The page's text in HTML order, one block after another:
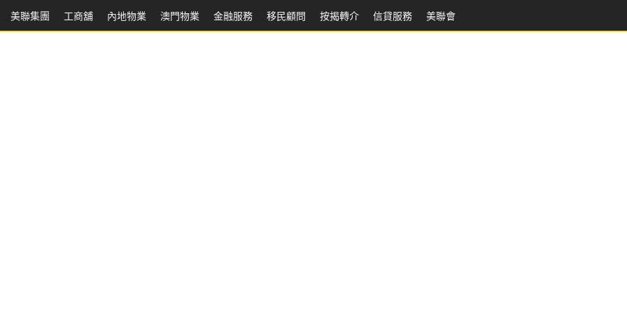
美聯集團 工商舖 內地物業 澳門物業 金融服務 移民顧問 按揭轉介 信貸服務 美聯會